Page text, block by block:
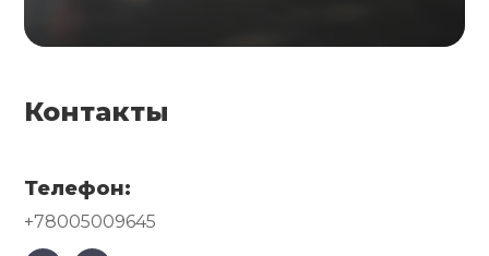
Контакты
Телефон:
+78005009645